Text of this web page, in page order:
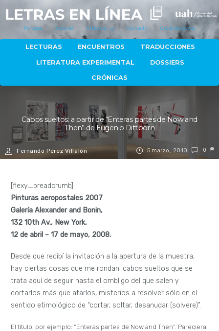
Portada Autores Artículos Contacto Quiénes Somos
LECTURAS ENCUENTROS TRADUCCIONES
LITERATURA EXPERIMENTAL DOSSIERS
CRÓNICAS
5 marzo, 2010
Cabos sueltos: a partir de “Enteras partes de Now and
Then” de Eugenio Dittborn
Fernando Pérez Villalón 0
[flexy_breadcrumb]
Pinturas aeropostales 2007
Galería Alexander and Bonin,
132 10th Av., New York,
12 de abril – 17 de mayo, 2008.
Desde que recibí la invitación a la apertura de la muestra,
hay ciertas cosas que me rondan, cabos sueltos que se
trata aquí de seguir hasta el ombligo del que salen y
cortarlos más que atarlos, misterios a resolver sólo en el
sentido etimológico de “cortar, soltar, desanudar (solvere)”.
El título, por ejemplo: “Enteras partes de Now and Then”. Pareciera